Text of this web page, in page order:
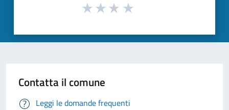
Contatta il comune
Leggi le domande frequenti